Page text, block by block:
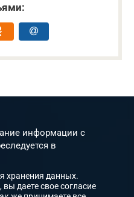
информации с
в
хранения данных.
даете свое согласие